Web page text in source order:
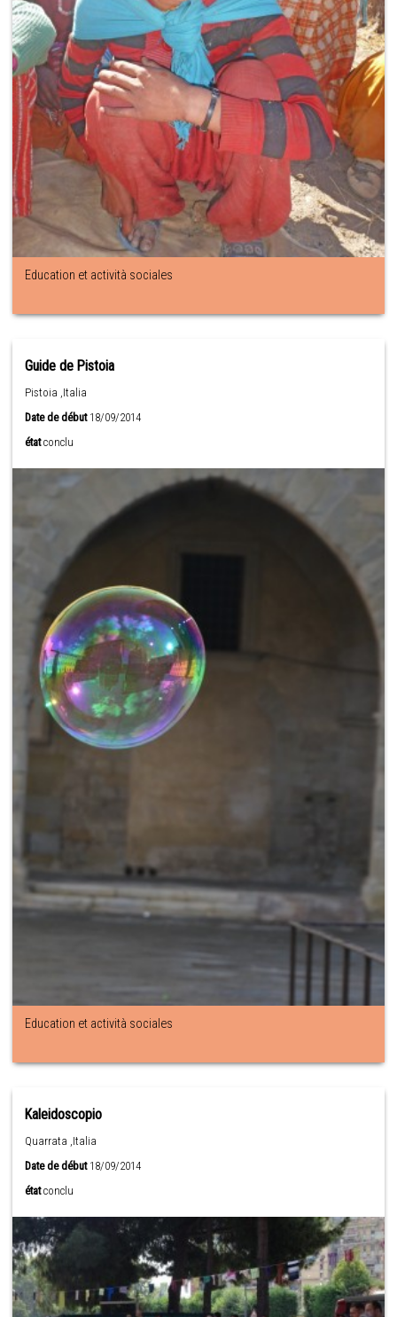
Education et actività sociales
Guide de Pistoia
Pistoia ,Italia
Date de début18/09/2014
état conclu
Education et actività sociales
Kaleidoscopio
Quarrata ,Italia
Date de début18/09/2014
état conclu